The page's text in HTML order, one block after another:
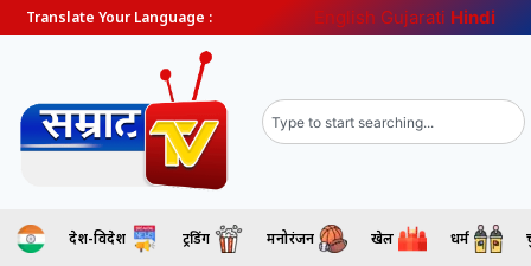
Translate Your Language : English Gujarati Hindi
देश-विदेश ट्रेंडिंग मनोरंजन खेल धर्म